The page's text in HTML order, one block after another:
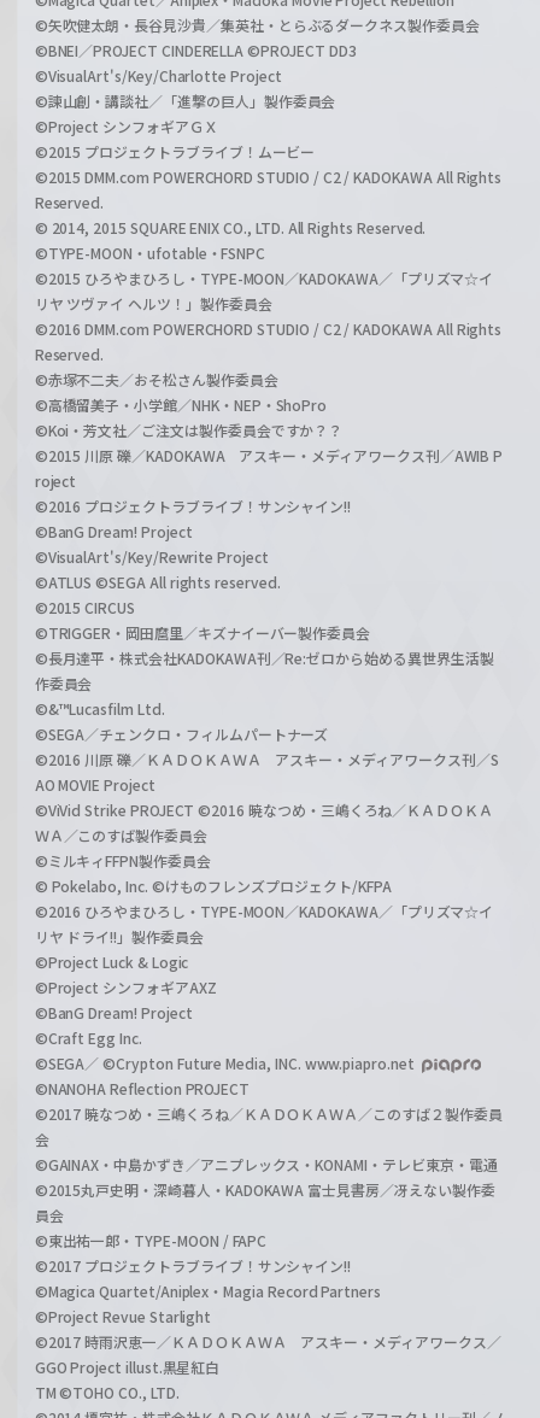
©矢吹健太朗・長谷見沙貴／集英社・とらぶるダークネス製作委員会
©BNEI／PROJECT CINDERELLA ©PROJECT DD3
©VisualArt's/Key/Charlotte Project
©諫山創・講談社／「進撃の巨人」製作委員会
©Project シンフォギアＧＸ
©2015 プロジェクトラブライブ！ムービー
©2015 DMM.com POWERCHORD STUDIO / C2 / KADOKAWA All Rights
Reserved.
© 2014, 2015 SQUARE ENIX CO., LTD. All Rights Reserved.
©TYPE-MOON・ufotable・FSNPC
©2015 ひろやまひろし・TYPE-MOON／KADOKAWA／「プリズマ☆イ
リヤ ツヴァイ ヘルツ！」製作委員会
©2016 DMM.com POWERCHORD STUDIO / C2 / KADOKAWA All Rights
Reserved.
©赤塚不二夫／おそ松さん製作委員会
©高橋留美子・小学館／NHK・NEP・ShoPro
©Koi・芳文社／ご注文は製作委員会ですか？？
©2015 川原 礫／KADOKAWA アスキー・メディアワークス刊／AWIB P
roject
©2016 プロジェクトラブライブ！サンシャイン!!
©BanG Dream! Project
©VisualArt's/Key/Rewrite Project
©ATLUS ©SEGA All rights reserved.
©2015 CIRCUS
©TRIGGER・岡田麿里／キズナイーバー製作委員会
©長月達平・株式会社KADOKAWA刊／Re:ゼロから始める異世界生活製
作委員会
©&™Lucasfilm Ltd.
©SEGA／チェンクロ・フィルムパートナーズ
©2016 川原 礫／ＫＡＤＯＫＡＷＡ アスキー・メディアワークス刊／S
AO MOVIE Project
©ViVid Strike PROJECT ©2016 暁なつめ・三嶋くろね／ＫＡＤＯＫＡ
ＷＡ／このすば製作委員会
©ミルキィFFPN製作委員会
© Pokelabo, Inc. ©けものフレンズプロジェクト/KFPA
©2016 ひろやまひろし・TYPE-MOON／KADOKAWA／「プリズマ☆イ
リヤ ドライ!!」製作委員会
©Project Luck & Logic
©Project シンフォギアAXZ
©BanG Dream! Project
©Craft Egg Inc.
©SEGA／ ©Crypton Future Media, INC. www.piapro.net
©NANOHA Reflection PROJECT
©2017 暁なつめ・三嶋くろね／ＫＡＤＯＫＡＷＡ／このすば２製作委員
会
©GAINAX・中島かずき／アニプレックス・KONAMI・テレビ東京・電通
©2015丸戸史明・深崎暮人・KADOKAWA 富士見書房／冴えない製作委
員会
©東出祐一郎・TYPE-MOON / FAPC
©2017 プロジェクトラブライブ！サンシャイン!!
©Magica Quartet/Aniplex・Magia Record Partners
©Project Revue Starlight
©2017 時雨沢恵一／ＫＡＤＯＫＡＷＡ アスキー・メディアワークス／
GGO Project illust.黒星紅白
TM ©TOHO CO., LTD.